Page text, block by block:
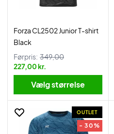
Forza CL2502 Junior T-shirt
Black
Førpris: 349,00
227,00 kr.
Vælg størrelse
OUTLET
- 30%